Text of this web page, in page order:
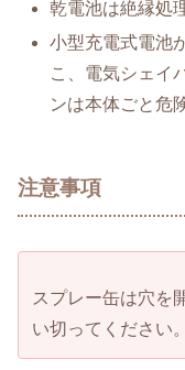
乾電池は絶縁処
小型充電式電池
こ、電気シェイ
ンは本体ごと危
注意事項
スプレー缶は穴を
い切ってください。